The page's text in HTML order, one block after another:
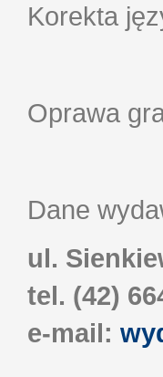
Korekta
Oprawa
Dane
ul.
tel. (42)
e-mail: